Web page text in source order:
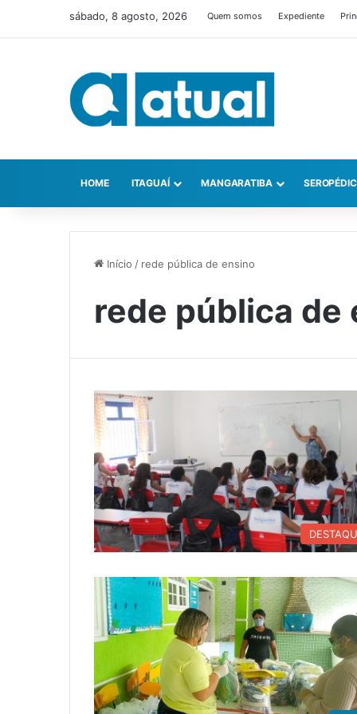
sábado, 8 agosto, 2026 Quem somos Expediente
HOME ITAGUAÍ MANGARATIBA
Início / rede pública de ensino
rede pública de